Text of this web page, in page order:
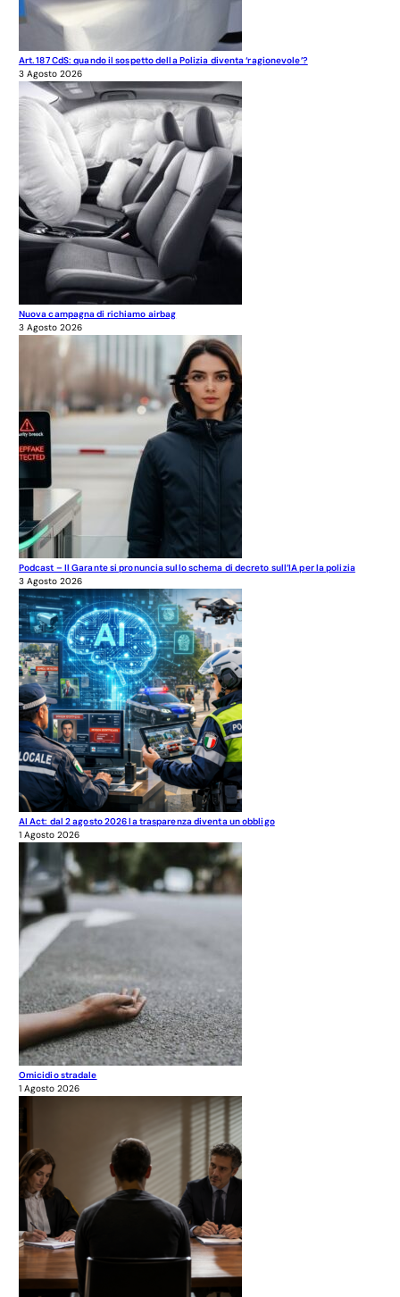
Art. 187 CdS: quando il sospetto della Polizia diventa ‘ragionevole’?
3 Agosto 2026
Nuova campagna di richiamo airbag
3 Agosto 2026
Podcast – Il Garante si pronuncia sullo schema di decreto sull’IA per la polizia
3 Agosto 2026
AI Act: dal 2 agosto 2026 la trasparenza diventa un obbligo
1 Agosto 2026
Omicidio stradale
1 Agosto 2026